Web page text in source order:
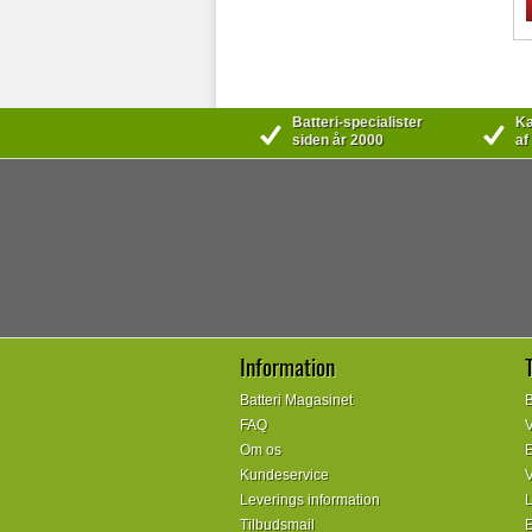
Batteri-specialister
siden år 2000
af
Information
Batteri Magasinet
FAQ
Om os
Kundeservice
Leverings information
Tilbudsmail